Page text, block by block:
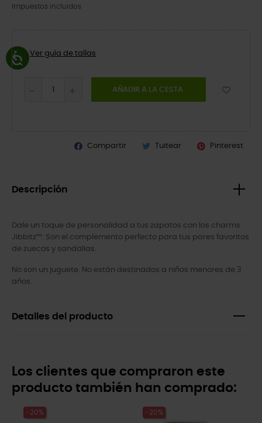
Impuestos incluidos
Ver guía de tallas
AÑADIR A LA CESTA
Compartir Tuitear Pinterest
Descripción
Dale un toque de personalidad a tus zapatos con los charms
Jibbitz™. Son el complemento perfecto para tus pares favoritos
de zuecos y sandalias.
No son un juguete. No están destinados a niños menores de 3
años.
Detalles del producto
Los clientes que compraron este
producto también han comprado:
-20% -20%